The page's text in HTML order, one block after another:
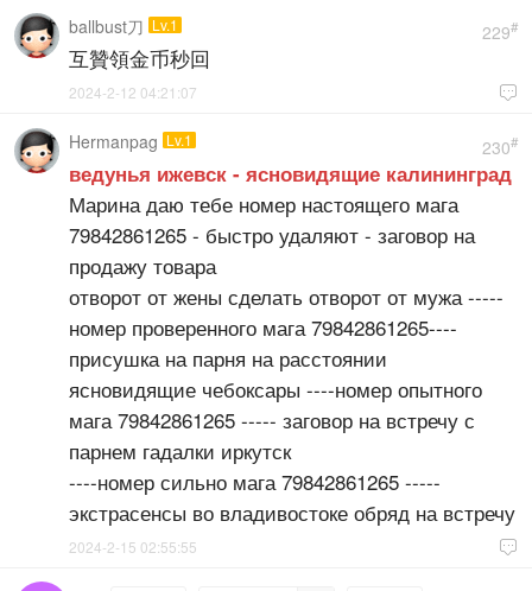
229#
ballbust刀 Lv.1
互贊領金币秒回

2024-2-12 04:21:07
230#
Hermanpag Lv.1
ведунья ижевск - ясновидящие калининград
Марина даю тебе номер настоящего мага
79842861265 - быстро удаляют - заговор на
продажу товара
отворот от жены сделать отворот от мужа -----
номер проверенного мага 79842861265----
присушка на парня на расстоянии
ясновидящие чебоксары ----номер опытного
мага 79842861265 ----- заговор на встречу с
парнем гадалки иркутск
----номер сильно мага 79842861265 -----
экстрасенсы во владивостоке обряд на встречу

2024-2-15 02:55:55